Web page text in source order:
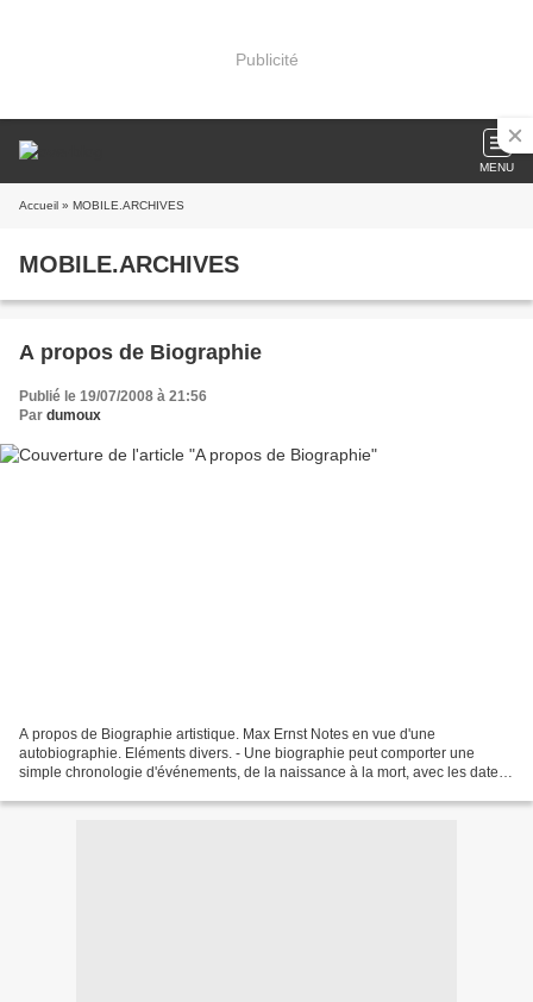
Publicité
MENU
Accueil » MOBILE.ARCHIVES
MOBILE.ARCHIVES
A propos de Biographie
Publié le 19/07/2008 à 21:56
Par dumoux
A propos de Biographie artistique. Max Ernst Notes en vue d'une
autobiographie. Eléments divers. - Une biographie peut comporter une
simple chronologie d'événements, de la naissance à la mort, avec les dates